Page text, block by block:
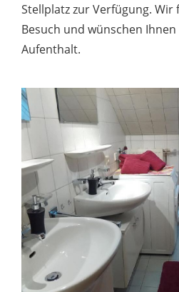
Stellplatz zur Verfügung.
Besuch und wünschen
Aufenthalt.